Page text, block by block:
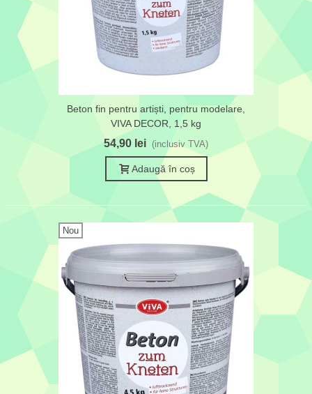
Beton fin pentru artiști, pentru modelare,
VIVA DECOR, 1,5 kg
54,90 lei (inclusiv TVA)
Adaugă în coș
Nou